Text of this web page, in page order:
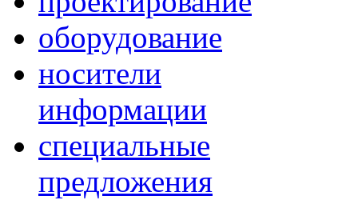
оборудование
носители
информации
специальные
предложения